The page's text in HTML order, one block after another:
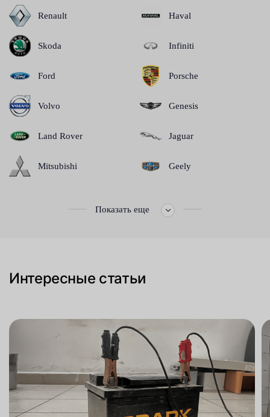
Renault
Skoda
Ford
Volvo
Land Rover
Mitsubishi
Haval
Infiniti
Porsche
Genesis
Jaguar
Geely
Показать еще
Интересные статьи